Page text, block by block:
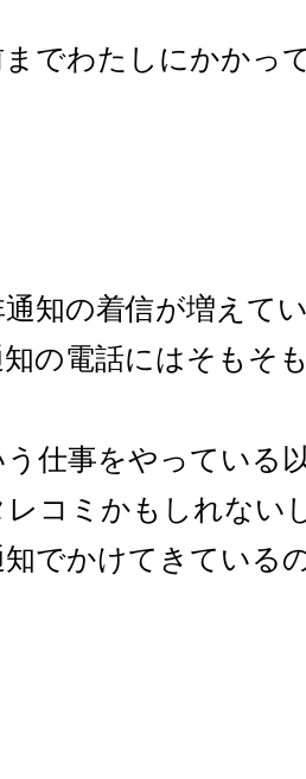
でわたしにかかっ
知の着信が増えて
の電話にはそもそ
仕事をやっている
コミかもしれない
でかけてきている